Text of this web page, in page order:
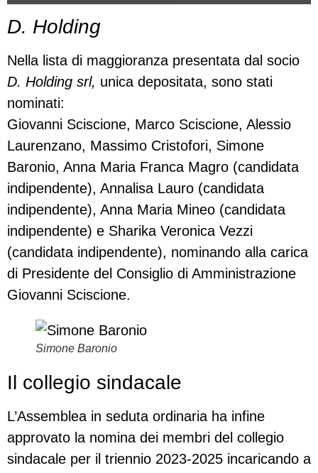
D. Holding
Nella lista di maggioranza presentata dal socio
D. Holding srl, unica depositata, sono stati
nominati:
Giovanni Sciscione, Marco Sciscione, Alessio
Laurenzano, Massimo Cristofori, Simone
Baronio, Anna Maria Franca Magro (candidata
indipendente), Annalisa Lauro (candidata
indipendente), Anna Maria Mineo (candidata
indipendente) e Sharika Veronica Vezzi
(candidata indipendente), nominando alla carica
di Presidente del Consiglio di Amministrazione
Giovanni Sciscione.
Simone Baronio
Il collegio sindacale
L’Assemblea in seduta ordinaria ha infine
approvato la nomina dei membri del collegio
sindacale per il triennio 2023-2025 incaricando a